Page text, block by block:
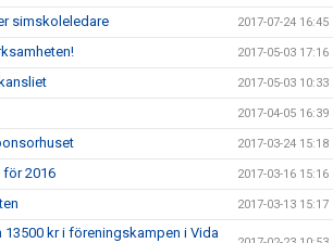
simskoleledare 2017-07-24 16:45
2017-05-03 17:16
2017-05-03 10:33
2017-04-05 16:39
2017-03-24 15:18
2016 2017-03-16 15:16
2017-03-13 15:17
13500 kr i föreningskampen i Vida